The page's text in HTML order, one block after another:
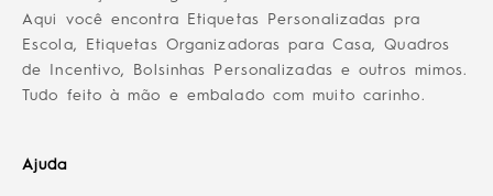
Aqui você encontra Etiquetas Personalizadas pra
Escola, Etiquetas Organizadoras para Casa, Quadros
de Incentivo, Bolsinhas Personalizadas e outros mimos.
Tudo feito à mão e embalado com muito carinho.
Ajuda